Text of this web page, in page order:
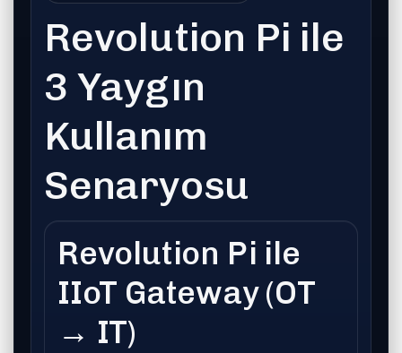
Revolution Pi ile
3 Yaygın
Kullanım
Senaryosu
Revolution Pi ile
IIoT Gateway (OT
→ IT)